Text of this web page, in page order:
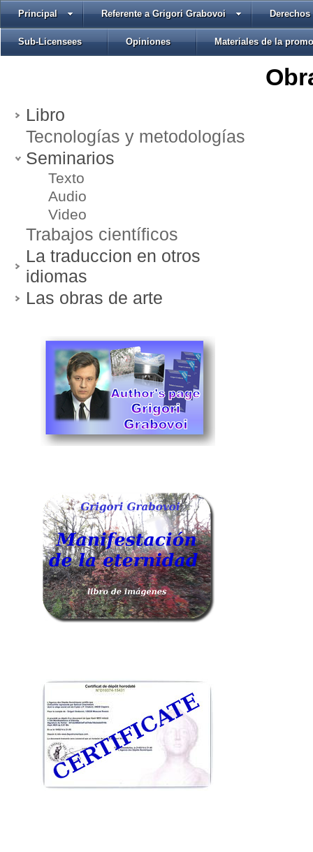
Principal Referente a Grigori Grabovoi
Sub-Licensees Opiniones Materiales de la
Libro
Tecnologías y metodologías
Seminarios
Texto
Audio
Video
Trabajos científicos
La traduccion en otros
idiomas
Las obras de arte